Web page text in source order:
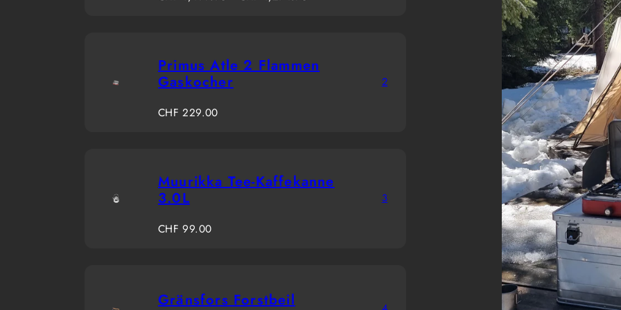
Primus Atle 2 Flammen
Gaskocher
Regulärer
CHF 229.00
2
Muurikka Tee-Kaffekanne
3.0L
Regulärer
CHF 99.00
3
Gränsfors Forstbeil